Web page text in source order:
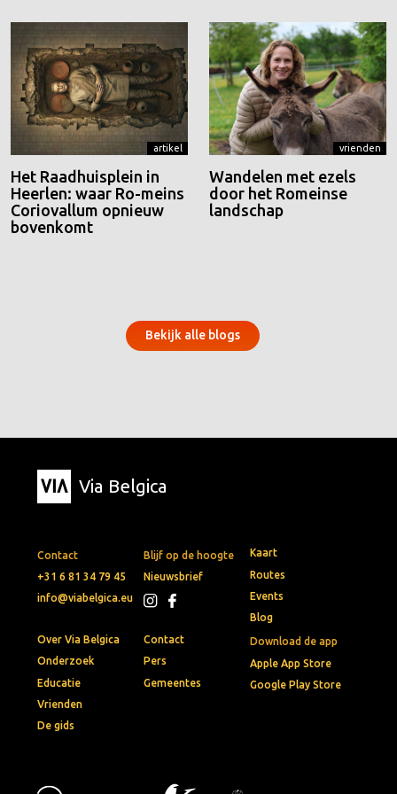
artikel
Het Raadhuisplein in
Heerlen: waar Ro-meins
Coriovallum opnieuw
bovenkomt
vrienden
Wandelen met ezels
door het Romeinse
landschap
Bekijk alle blogs
Via Belgica
Contact
+31 6 81 34 79 45
info@viabelgica.eu
Blijf op de hoogte
Nieuwsbrief
Download de app
Apple App Store
Google Play Store
Kaart
Routes
Events
Blog
Over Via Belgica
Onderzoek
Educatie
Vrienden
De gids
Contact
Pers
Gemeentes